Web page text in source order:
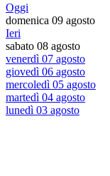
Oggi
domenica 09 agosto
Ieri
sabato 08 agosto
venerdì 07 agosto
giovedì 06 agosto
mercoledì 05 agosto
martedì 04 agosto
lunedì 03 agosto